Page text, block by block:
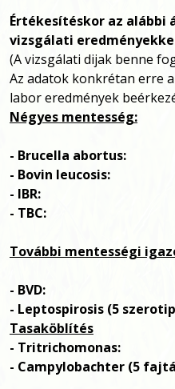
Értékesítéskor az alábbi
vizsgálati
(A vizsgálati dijak benne
Az adatok konkrétan erre
labor eredmények
Négyes mentesség:
- Brucella
- Bovin
- IBR:
- TBC:
További mentességi
-
- Leptospirosis (5
Tasaköblítés
-
- Campylobachter (5